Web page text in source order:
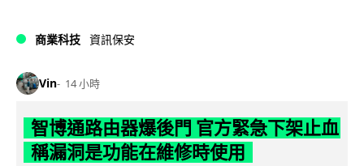
商業科技 資訊保安
Vin 14 小時
智博通路由器爆後門 官方緊急下架止血
稱漏洞是功能在維修時使用